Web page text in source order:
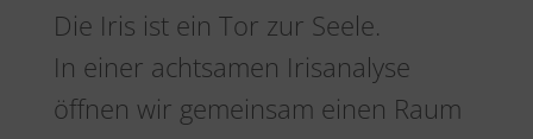
Die Iris ist ein Tor zur Seele.
In einer achtsamen Irisanalyse
öffnen wir gemeinsam einen Raum